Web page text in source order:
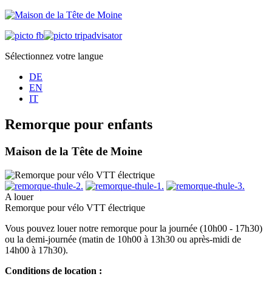
Sélectionnez votre langue
DE
EN
IT
Remorque pour enfants
Maison de la Tête de Moine
A louer
Remorque pour vélo VTT électrique
Vous pouvez louer notre remorque pour la journée (10h00 - 17h30)
ou la demi-journée (matin de 10h00 à 13h30 ou après-midi de
14h00 à 17h30).
Conditions de location :